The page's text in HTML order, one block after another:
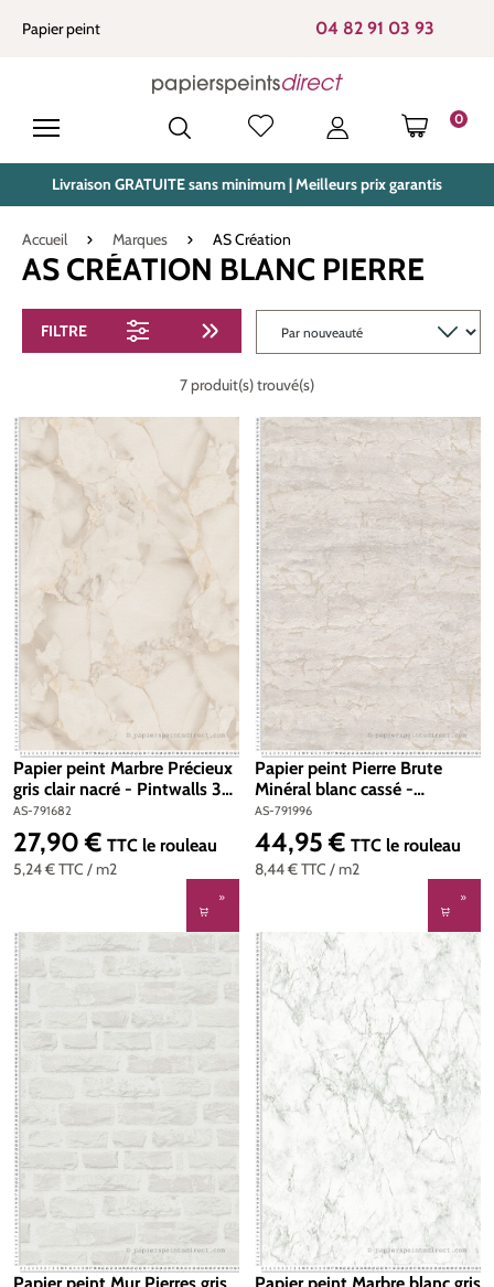
principal
Papier peint 04 82 91 03 93
0
LE
Livraison GRATUITE sans minimum | Meilleurs prix garantis
Accueil Marques AS Création
AS CRÉATION BLANC PIERRE
FILTRE
7 produit(s) trouvé(s)
Papier peint Marbre Précieux
gris clair nacré - Pintwalls 3
d'A.S. Création | Réf. AS-
791682
AS-791682
5,24 €TTC / m2
Prix régulier :
27,90 € TTC le rouleau
Papier peint Pierre Brute
Minéral blanc cassé -
Metropolitan Stories 5 Vibes
& Styles d'A.S. Création | Réf.
AS-791996
AS-791996
8,44 €TTC / m2
Prix régulier :
44,95 € TTC le rouleau
Papier peint Mur Pierres gris
Papier peint Marbre blanc gris